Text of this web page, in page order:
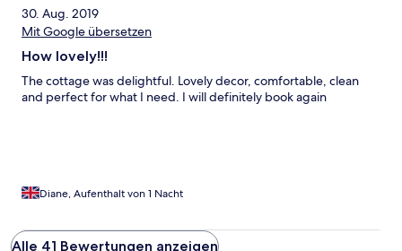
30. Aug. 2019
Mit Google übersetzen
How lovely!!!
The cottage was delightful. Lovely decor, comfortable, clean
and perfect for what I need. I will definitely book again
Diane, Aufenthalt von 1 Nacht
Alle 41 Bewertungen anzeigen